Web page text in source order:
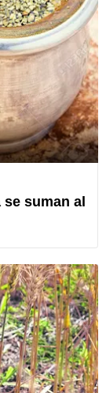
suman al